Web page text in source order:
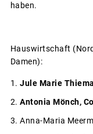
haben.
Hauswirtschaft
Damen):
Jule Marie
Antonia Mönch,
Anna-Maria